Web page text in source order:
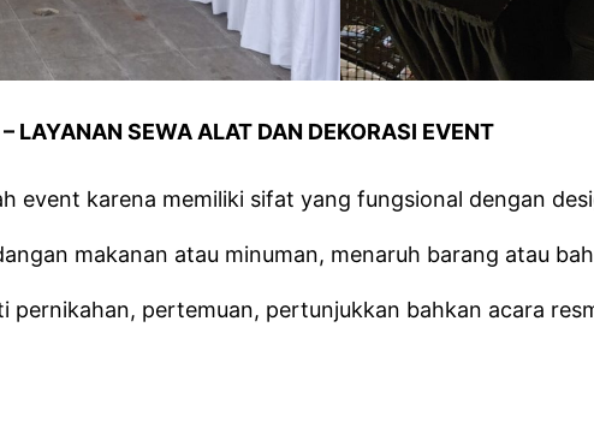
LAYANAN SEWA ALAT DAN DEKORASI EVENT
event karena memiliki sifat yang fungsional dengan
makanan atau minuman, menaruh barang atau
pertemuan, pertunjukkan bahkan acara